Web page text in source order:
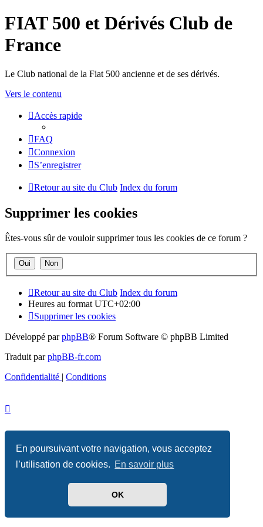
En poursuivant votre navigation, vous acceptez
l’utilisation de cookies. En savoir plus
OK
FIAT 500 et Dérivés Club de
France
Le Club national de la Fiat 500 ancienne et de ses dérivés.
Vers le contenu
Accès rapide
FAQ
Connexion
S’enregistrer
Retour au site du Club Index du forum
Supprimer les cookies
Êtes-vous sûr de vouloir supprimer tous les cookies de ce forum ?
Retour au site du Club Index du forum
Heures au format UTC+02:00
Supprimer les cookies
Développé parphpBB® Forum Software © phpBB Limited
Traduit parphpBB-fr.com
Confidentialité | Conditions